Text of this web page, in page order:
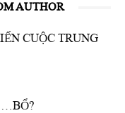
AUTHOR
CUỘC TRUNG
…BỔ?